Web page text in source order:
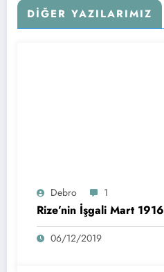
DIĞER YAZILARIMIZ
Debro 1
Rize’nin İşgali Mart 1916
06/12/2019